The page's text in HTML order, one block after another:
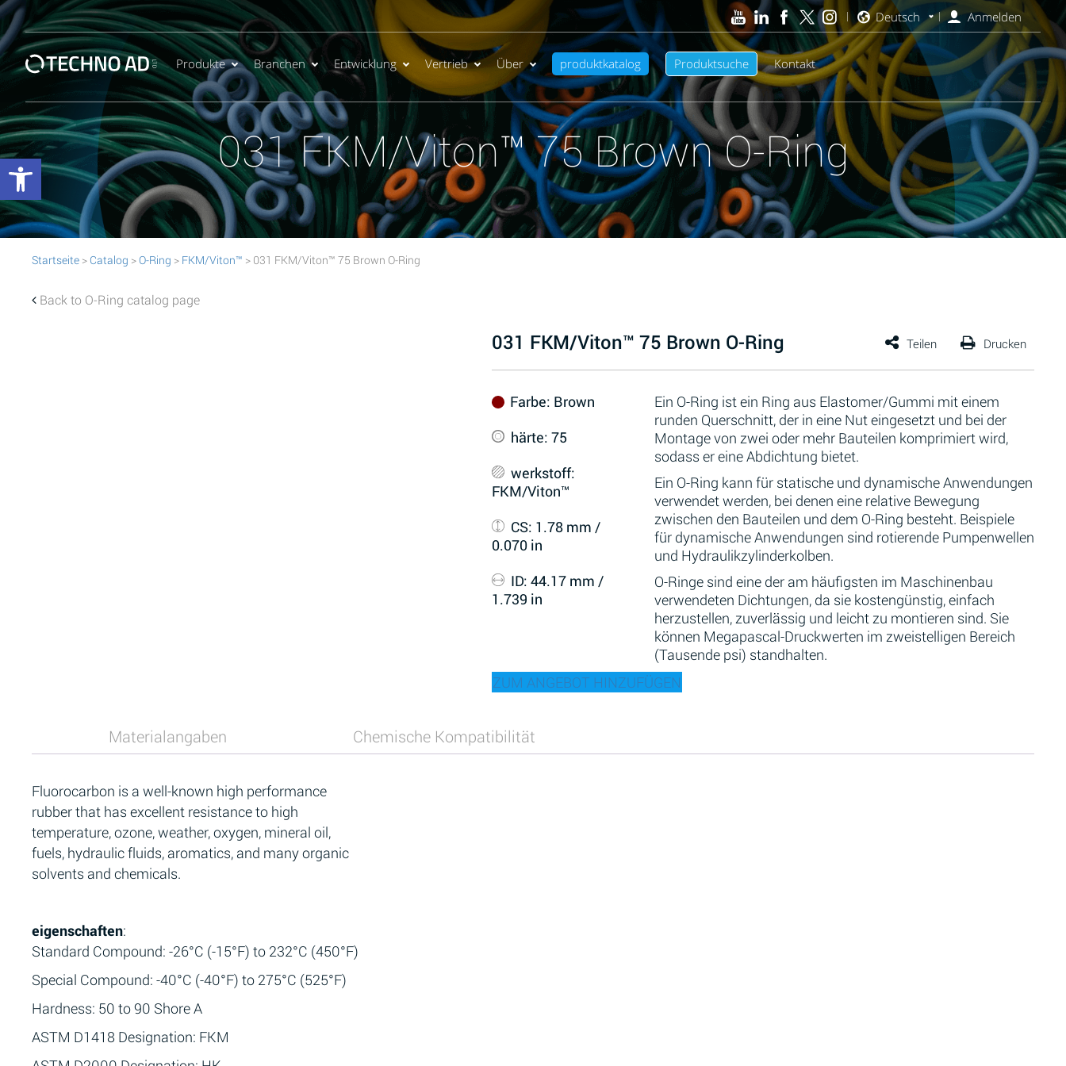
Produkte Branchen Entwicklung Vertrieb Über produktkatalog Produktsuche Kontakt
Deutsch Anmelden
031 FKM/Viton™ 75 Brown O-Ring
Startseite > Catalog >O-Ring > FKM/Viton™ > 031 FKM/Viton™ 75 Brown O-Ring
Back to O-Ring catalog page
031 FKM/Viton™ 75 Brown O-Ring
Ein O-Ring ist ein Ring aus Elastomer/Gummi mit einem
runden Querschnitt, der in eine Nut eingesetzt und bei der
Montage von zwei oder mehr Bauteilen komprimiert wird,
sodass er eine Abdichtung bietet.
Ein O-Ring kann für statische und dynamische Anwendungen
verwendet werden, bei denen eine relative Bewegung
zwischen den Bauteilen und dem O-Ring besteht. Beispiele
für dynamische Anwendungen sind rotierende Pumpenwellen
und Hydraulikzylinderkolben.
O-Ringe sind eine der am häufigsten im Maschinenbau
verwendeten Dichtungen, da sie kostengünstig, einfach
herzustellen, zuverlässig und leicht zu montieren sind. Sie
können Megapascal-Druckwerten im zweistelligen Bereich
(Tausende psi) standhalten.
Farbe: Brown
härte: 75
werkstoff:
FKM/Viton™
CS: 1.78 mm /
0.070 in
ID: 44.17 mm /
1.739 in
ZUM ANGEBOT HINZUFÜGEN
Materialangaben Chemische Kompatibilität
Fluorocarbon is a well-known high performance
rubber that has excellent resistance to high
temperature, ozone, weather, oxygen, mineral oil,
fuels, hydraulic fluids, aromatics, and many organic
solvents and chemicals.
eigenschaften:
Standard Compound: -26°C (-15°F) to 232°C (450°F)
Special Compound: -40°C (-40°F) to 275°C (525°F)
Hardness: 50 to 90 Shore A
ASTM D1418 Designation: FKM
Werkzeugleiste öffnen